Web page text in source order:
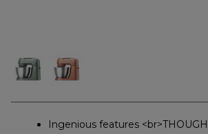
Ingenious features